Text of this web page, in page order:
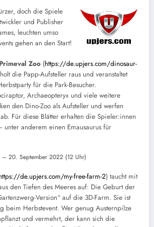
doch die Spiele
und Publisher
leuchten umso
gehen an den Start!
Zoo (https://de.upjers.com/dinosaur-
die Papp-Aufsteller raus und veranstaltet
für die Park-Besucher.
Archaeopteryx und viele weitere
den Dino-Zoo als Aufsteller und werfen
Für diese Blätter erhalten die Spieler:innen
unter anderem einen Emausaurus für
– 20. September 2022 (12 Uhr)
de.upjers.com/my-free-farm-2) taucht mit
den Tiefen des Meeres auf: Die Geburt der
Version“ auf die 3D-Farm. Sie ist
beim Herbstevent. Wer genug Austernpilze
und vermehrt, der kann sich die